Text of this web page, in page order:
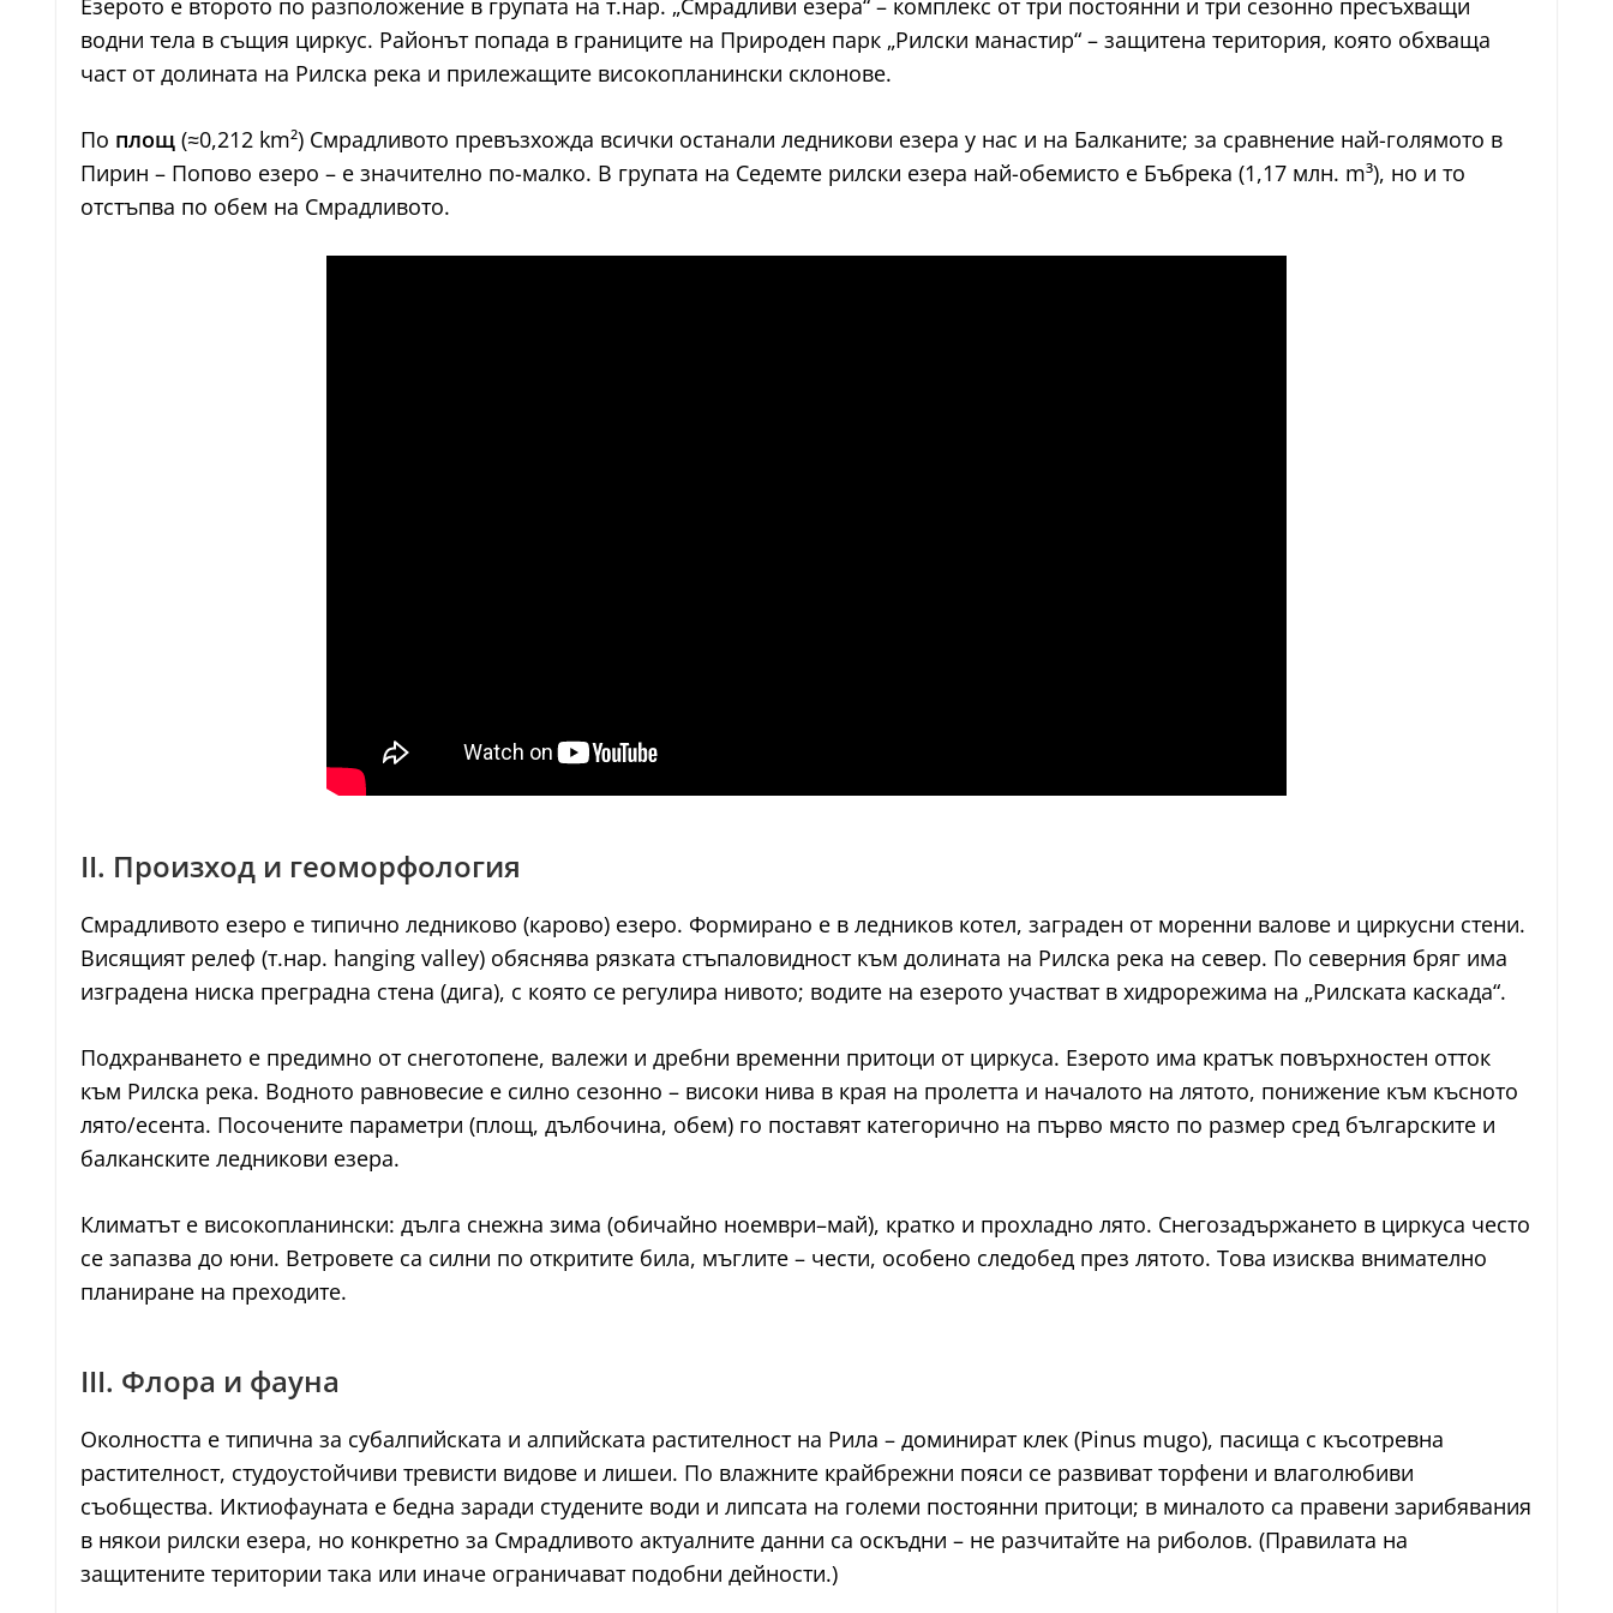
Езерото е второто по разположение в групата на т.нар. „Смрадливи езера“ – комплекс от три постоянни и три сезонно пресъхващи
водни тела в същия циркус. Районът попада в границите на Природен парк „Рилски манастир“ – защитена територия, която обхваща
част от долината на Рилска река и прилежащите високопланински склонове.
По площ (≈0,212 km²) Смрадливото превъзхожда всички останали ледникови езера у нас и на Балканите; за сравнение най-голямото в
Пирин – Попово езеро – е значително по-малко. В групата на Седемте рилски езера най-обемисто е Бъбрека (1,17 млн. m³), но и то
отстъпва по обем на Смрадливото.
II. Произход и геоморфология
Смрадливото езеро е типично ледниково (карово) езеро. Формирано е в ледников котел, заграден от моренни валове и циркусни стени.
Висящият релеф (т.нар. hanging valley) обяснява рязката стъпаловидност към долината на Рилска река на север. По северния бряг има
изградена ниска преградна стена (дига), с която се регулира нивото; водите на езерото участват в хидрорежима на „Рилската каскада“.
Подхранването е предимно от снеготопене, валежи и дребни временни притоци от циркуса. Езерото има кратък повърхностен отток
към Рилска река. Водното равновесие е силно сезонно – високи нива в края на пролетта и началото на лятото, понижение към късното
лято/есента. Посочените параметри (площ, дълбочина, обем) го поставят категорично на първо място по размер сред българските и
балканските ледникови езера.
Климатът е високопланински: дълга снежна зима (обичайно ноември–май), кратко и прохладно лято. Снегозадържането в циркуса често
се запазва до юни. Ветровете са силни по откритите била, мъглите – чести, особено следобед през лятото. Това изисква внимателно
планиране на преходите.
III. Флора и фауна
Околността е типична за субалпийската и алпийската растителност на Рила – доминират клек (Pinus mugo), пасища с късотревна
растителност, студоустойчиви тревисти видове и лишеи. По влажните крайбрежни пояси се развиват торфени и влаголюбиви
съобщества. Иктиофауната е бедна заради студените води и липсата на големи постоянни притоци; в миналото са правени зарибявания
в някои рилски езера, но конкретно за Смрадливото актуалните данни са оскъдни – не разчитайте на риболов. (Правилата на
защитените територии така или иначе ограничават подобни дейности.)